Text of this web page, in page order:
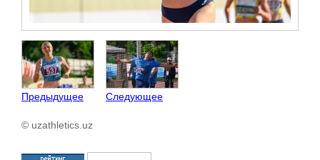
Предыдущее Следующее
© uzathletics.uz